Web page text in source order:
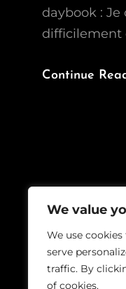
We value
We use
serve
traffic. By
of cookies.
daybook :
difficilement
Continue